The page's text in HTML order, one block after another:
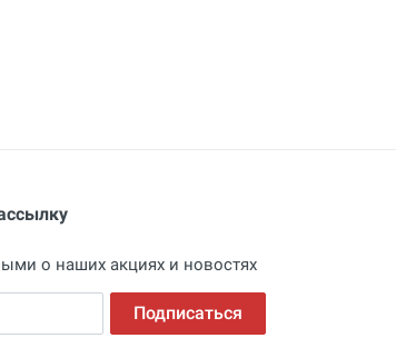
о наших акциях и новостях
Подписаться